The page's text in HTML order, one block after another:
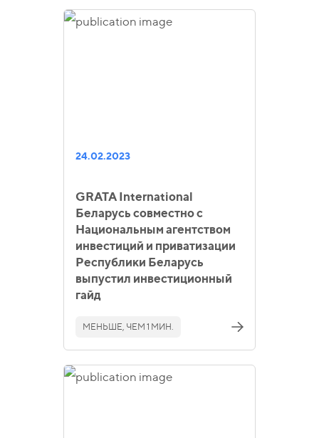
24.02.2023
GRATA International
Беларусь совместно с
Национальным агентством
инвестиций и приватизации
Республики Беларусь
выпустил инвестиционный
гайд
МЕНЬШЕ, ЧЕМ 1 МИН.